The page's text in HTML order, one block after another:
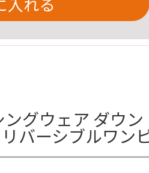
ングウェア ダウ
バーシブルワン